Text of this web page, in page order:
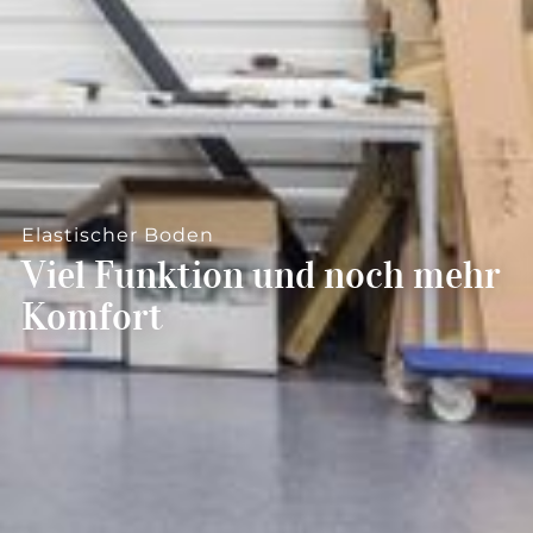
--
Elastischer Boden
Viel Funktion und noch mehr
Komfort